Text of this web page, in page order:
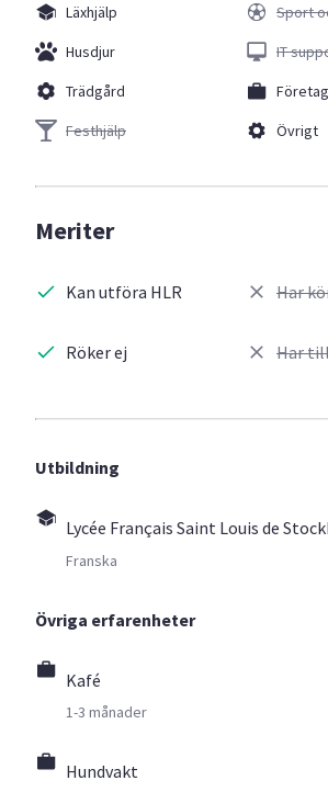
Läxhjälp
Husdjur
Trädgård
Festhjälp
Sport
IT
Övrigt
Meriter
Kan utföra HLR
Röker ej
Har
Har
Utbildning
Lycée Français Saint Louis de
Franska
Övriga erfarenheter
Kafé
1-3 månader
Hundvakt